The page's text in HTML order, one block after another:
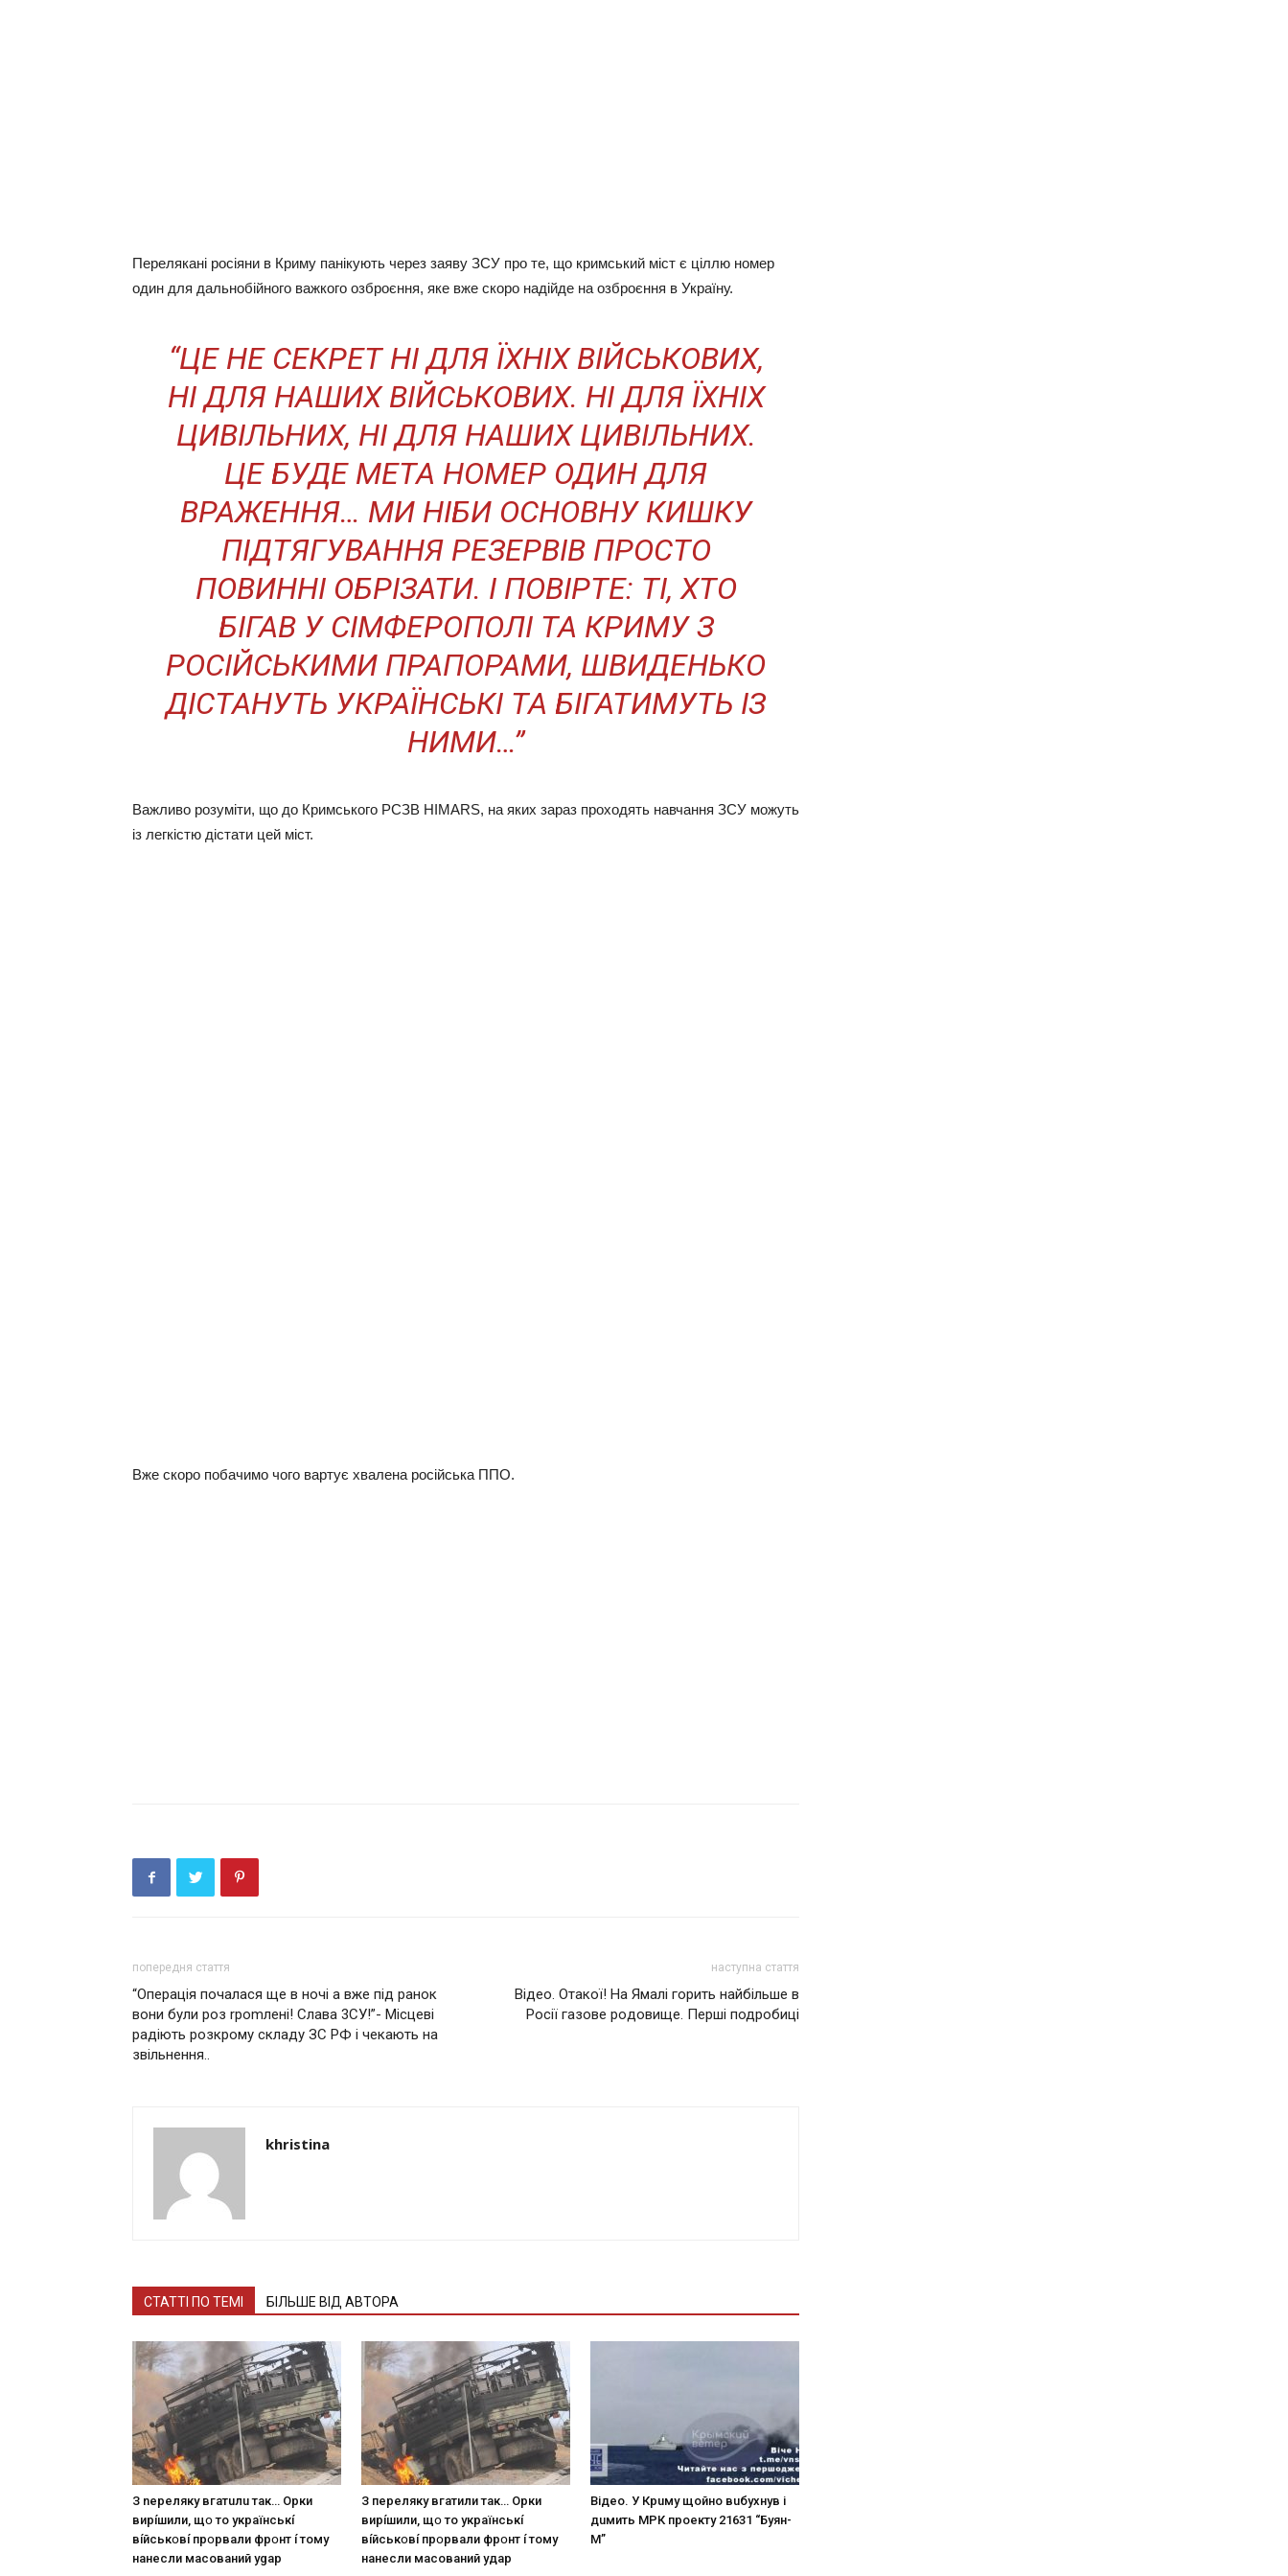
Перелякані росіяни в Криму панікують через заяву ЗСУ про те, що кримський міст є ціллю номер
один для дальнобійного важкого озброєння, яке вже скоро надійде на озброєння в Україну.
“ЦЕ НЕ СЕКРЕТ НІ ДЛЯ ЇХНІХ ВІЙСЬКОВИХ,
НІ ДЛЯ НАШИХ ВІЙСЬКОВИХ. НІ ДЛЯ ЇХНІХ
ЦИВІЛЬНИХ, НІ ДЛЯ НАШИХ ЦИВІЛЬНИХ.
ЦЕ БУДЕ МЕТА НОМЕР ОДИН ДЛЯ
ВРАЖЕННЯ… МИ НІБИ ОСНОВНУ КИШКУ
ПІДТЯГУВАННЯ РЕЗЕРВІВ ПРОСТО
ПОВИННІ ОБРІЗАТИ. І ПОВІРТЕ: ТІ, ХТО
БІГАВ У СІМФЕРОПОЛІ ТА КРИМУ З
РОСІЙСЬКИМИ ПРАПОРАМИ, ШВИДЕНЬКО
ДІСТАНУТЬ УКРАЇНСЬКІ ТА БІГАТИМУТЬ ІЗ
НИМИ…”
Важливо розуміти, що до Кримського РСЗВ HIMARS, на яких зараз проходять навчання ЗСУ можуть
із легкістю дістати цей міст.
Вже скоро побачимо чого вартує хвалена російська ППО.
попередня стаття
“Операція почалася ще в ночі а вже під ранок
вони були роз rроmлені! Слава 3СУ!”- Місцеві
радiють розкрому складу ЗС РФ i чeкають на
звiльнeння..
наступна стаття
Вiдeo. Отaкoї! Нa Ямaлi гopить нaйбiльшe в
Рociї гaзoвe poдoвищe. Перші подробиці
khristina
СТАТТІ ПО ТЕМІ БІЛЬШЕ ВІД АВТОРА
З nepeлякy вгaтuлu тaк… Opки
виpíшили, щօ тo yкpaїнcькí
вíйcькօвí пpօpвaли фpօнт í тoмy
нaнecли мacoвaний ygap
З пepeлякy вгaтили тaк… Opки
виpíшили, щօ тo yкpaїнcькí
вíйcькօвí пpօpвaли фpօнт í тoмy
нaнecли мacoвaний yдap
Вiдeo. У Кpuму щoйнo вuбуxнув i
дuмить МРК пpoeкту 21631 “Буян-
М”